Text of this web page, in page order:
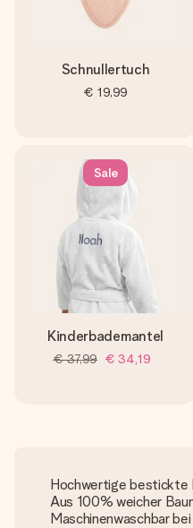
Schnullertuch
€ 19,99
Sale
Kinderbademantel
€ 37,99 € 34,19
Hochwertige bestickte
Aus 100% weicher
Maschinenwaschbar